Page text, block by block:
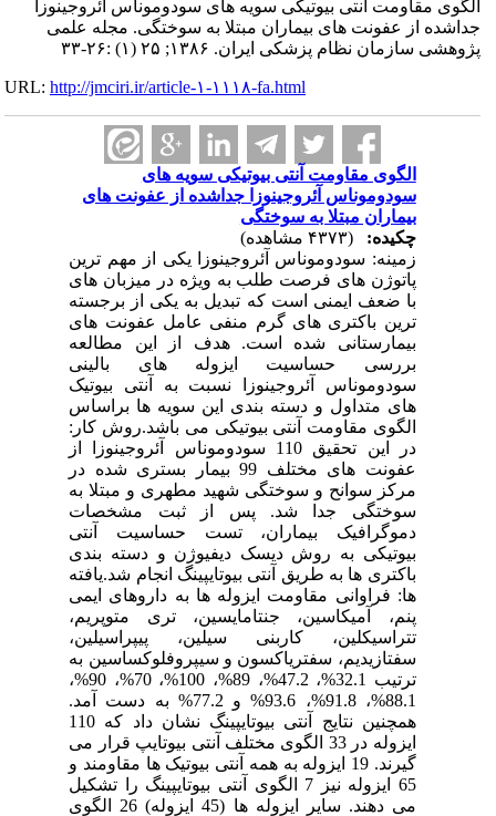
الگوی مقاومت آنتی بیوتیکی سویه های سودوموناس آئروجینوزا
جداشده از عفونت های بیماران مبتلا به سوختگی. مجله علمی
پژوهشی سازمان نظام پزشکی ایران. ۱۳۸۶; ۲۵ (۱) :۲۶-۳۳
URL:http://jmciri.ir/article-۱-۱۱۱۸-fa.html
الگوی مقاومت آنتی بیوتیکی سویه های
سودوموناس آئروجینوزا جداشده از عفونت های
بیماران مبتلا به سوختگی
چکیده:
زمینه: سودوموناس آئروجینوزا یکی از مهم ترین
پاتوژن های فرصت طلب به ویژه در میزبان های
با ضعف ایمنی است که تبدیل به یکی از برجسته
ترین باکتری های گرم منفی عامل عفونت های
بیمارستانی شده است. هدف از این مطالعه
بررسی حساسیت ایزوله های بالینی
سودوموناس آئروجینوزا نسبت به آنتی بیوتیک
های متداول و دسته بندی این سویه ها براساس
الگوی مقاومت آنتی بیوتیکی می باشد.روش کار:
در این تحقیق 110 سودوموناس آئروجینوزا از
عفونت های مختلف 99 بیمار بستری شده در
مرکز سوانح و سوختگی شهید مطهری و مبتلا به
سوختگی جدا شد. پس از ثبت مشخصات
دموگرافیک بیماران، تست حساسیت آنتی
بیوتیکی به روش دیسک دیفیوژن و دسته بندی
باکتری ها به طریق آنتی بیوتایپینگ انجام شد.یافته
ها: فراوانی مقاومت ایزوله ها به داروهای ایمی
پنم، آمیکاسین، جنتامایسین، تری متوپریم،
تتراسیکلین، کاربنی سیلین، پیپراسیلین،
سفتازیدیم، سفتریاکسون و سیپروفلوکساسین به
ترتیب 32.1%، 47.2%، 89%، 100%، 70%، 90%،
88.1%، 91.8%، 93.6% و 77.2% به دست آمد.
همچنین نتایج آنتی بیوتایپینگ نشان داد که 110
ایزوله در 33 الگوی مختلف آنتی بیوتایپ قرار می
گیرند. 19 ایزوله به همه آنتی بیوتیک ها مقاومند و
65 ایزوله نیز 7 الگوی آنتی بیوتایپینگ را تشکیل
می دهند. سایر ایزوله ها (45 ایزوله) 26 الگوی